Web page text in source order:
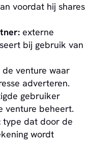
voordat hij shares
externe
bij gebruik van
venture waar
adverteren.
gebruiker
venture beheert.
type dat door de
wordt